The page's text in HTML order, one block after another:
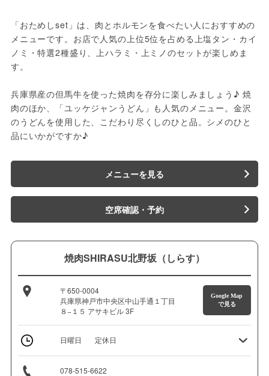
「おためしset」は、肉とホルモンを食べたい人におすすめの
メニューです。お店で人気の上位5位を占める上塩タン・カイ
ノミ・特選2種盛り、上ハラミ・上ミノのセットが楽しめま
す。
兵庫県産の但馬牛を使った焼肉を存分に楽しみましょう♪ 焼
肉のほか、「ユッケジャンうどん」も人気のメニュー。金沢
のうどんを使用した、こだわり尽くしのひと品。シメのひと
品にいかがですか♪
メニューを見る
空席確認・予約
焼肉SHIRASU北野坂（しらす）
〒650-0004
兵庫県神戸市中央区中山手通１丁目
８−１５ アサキビル 3F
Google Map
で見る
日曜日 定休日
078-515-6622